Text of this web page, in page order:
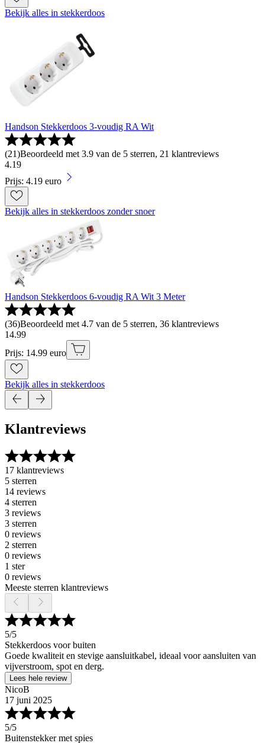
Bekijk alles in stekkerdoos
Handson Stekkerdoos 3-voudig RA Wit
(21)Beoordeeld met 3.9 van de 5 sterren, 21 klantreviews
4.19
Prijs: 4.19 euro
Bekijk alles in stekkerdoos zonder snoer
Handson Stekkerdoos 6-voudig RA Wit 3 Meter
(36)Beoordeeld met 4.7 van de 5 sterren, 36 klantreviews
14.99
Prijs: 14.99 euro
Bekijk alles in stekkerdoos
Klantreviews
17 klantreviews
5 sterren
14 reviews
4 sterren
3 reviews
3 sterren
0 reviews
2 sterren
0 reviews
1 ster
0 reviews
Meeste sterren klantreviews
5/5
Stekkerdoos voor buiten
Goede kwaliteit en stevige aansluitkabel, ideaal voor aansluiten van
vijverstroom, spot en derg.
Lees hele review
NicoB
17 juni 2025
5/5
Buitenstekker met spies